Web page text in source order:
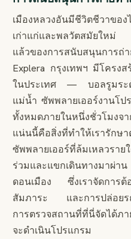
เมืองหลวงอันมีชีวิตชีวาขอ
เก่าแก่และพลวัตสมัยให
แล้วของการสนับสนุนการถ่
Explera กรุงเทพฯ มีโครง
ในประเทศ — บอลรูมระ
แม่น้ำ ซัพพลายเออร์งานโ
ทั้งหมดภายในหนึ่งชั่วโมง
แน่นนี้คือสิ่งที่ทำให้เรารักษา
ซัพพลายเออร์ที่ล้มเหลวรา
ร่วมและแขกเดินทางมา
ดอนเมือง ซึ่งเราจัดการ
สัมภาระ และการปล่อยร
การตรวจสถานที่ที่นี่จัดได้
จะดำเนินโปรแกรม